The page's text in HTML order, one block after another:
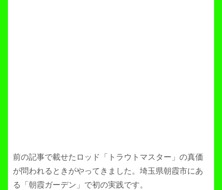
前の記事で載せたロッド「トラウトマスター」の真価
が問われるときがやってきました。埼玉県朝霞市にあ
る「朝霞ガーデン」で初の実践です。